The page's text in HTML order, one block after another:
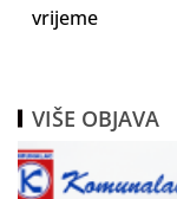
vrijeme
VIŠE OBJAVA